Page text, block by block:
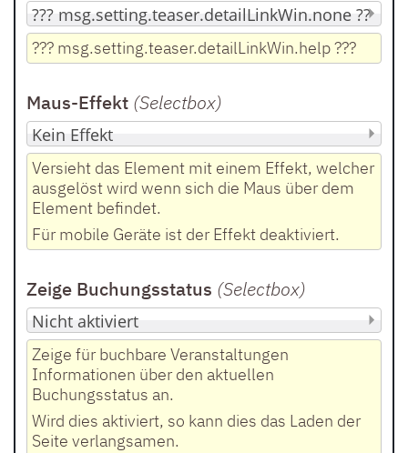
??? msg.setting.teaser.detailLinkWin.help ???
Maus-Effekt (Selectbox)
Versieht das Element mit einem Effekt, welcher
ausgelöst wird wenn sich die Maus über dem
Element befindet.
Für mobile Geräte ist der Effekt deaktiviert.
Zeige Buchungsstatus (Selectbox)
Zeige für buchbare Veranstaltungen
Informationen über den aktuellen
Buchungsstatus an.
Wird dies aktiviert, so kann dies das Laden der
Seite verlangsamen.